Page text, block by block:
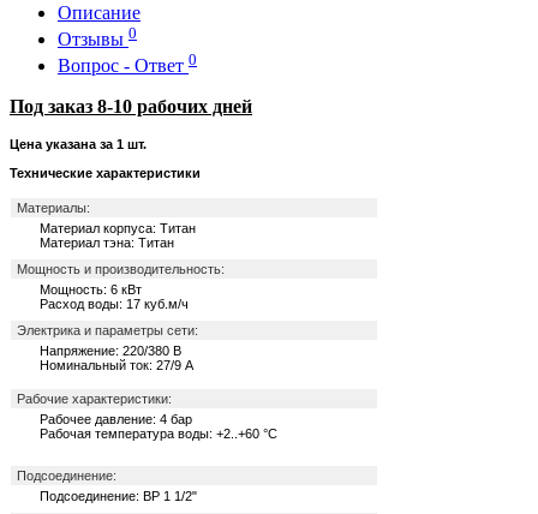
Описание
Отзывы 0
Вопрос - Ответ 0
Под заказ 8-10 рабочих дней
Цена указана за 1 шт.
Технические характеристики
Материалы:
Материал корпуса: Титан
Материал тэна: Титан
Мощность и производительность:
Мощность: 6 кВт
Расход воды: 17 куб.м/ч
Электрика и параметры сети:
Напряжение: 220/380 В
Номинальный ток: 27/9 А
Рабочие характеристики:
Рабочее давление: 4 бар
Рабочая температура воды: +2..+60 °C
Подсоединение:
Подсоединение: ВР 1 1/2"